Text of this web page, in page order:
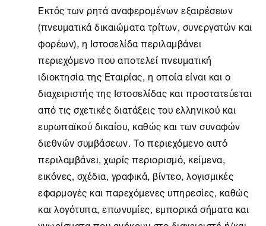
Εκτός των ρητά αναφερομένων εξαιρέσεων
(πνευματικά δικαιώματα τρίτων, συνεργατών και
φορέων), η Ιστοσελίδα περιλαμβάνει
περιεχόμενο που αποτελεί πνευματική
ιδιοκτησία της Εταιρίας, η οποία είναι και ο
διαχειριστής της Ιστοσελίδας και προστατεύεται
από τις σχετικές διατάξεις του ελληνικού και
ευρωπαϊκού δικαίου, καθώς και των συναφών
διεθνών συμβάσεων. Το περιεχόμενο αυτό
περιλαμβάνει, χωρίς περιορισμό, κείμενα,
εικόνες, σχέδια, γραφικά, βίντεο, λογισμικές
εφαρμογές και παρεχόμενες υπηρεσίες, καθώς
και λογότυπα, επωνυμίες, εμπορικά σήματα και